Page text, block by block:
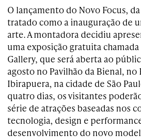
O lançamento do Novo Focus,
tratado como a inauguração de
arte. A montadora decidiu
uma exposição gratuita
Gallery, que será aberta ao
agosto no Pavilhão da Bienal, no
Ibirapuera, na cidade de São
quatro dias, os visitantes
série de atrações baseadas nos
tecnologia, design e
desenvolvimento do novo